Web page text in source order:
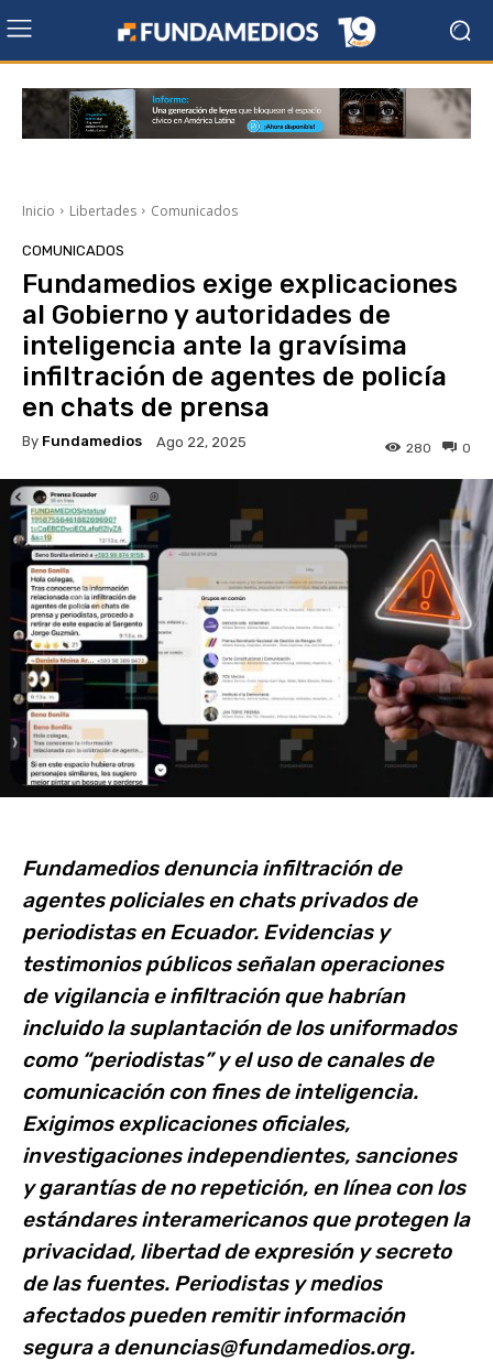
Inicio Libertades Comunicados
COMUNICADOS
Fundamedios exige explicaciones
al Gobierno y autoridades de
inteligencia ante la gravísima
infiltración de agentes de policía
en chats de prensa
By Fundamedios Ago 22, 2025 0
280
Fundamedios denuncia infiltración de
agentes policiales en chats privados de
periodistas en Ecuador. Evidencias y
testimonios públicos señalan operaciones
de vigilancia e infiltración que habrían
incluido la suplantación de los uniformados
como “periodistas” y el uso de canales de
comunicación con fines de inteligencia.
Exigimos explicaciones oficiales,
investigaciones independientes, sanciones
y garantías de no repetición, en línea con los
estándares interamericanos que protegen la
privacidad, libertad de expresión y secreto
de las fuentes. Periodistas y medios
afectados pueden remitir información
segura a denuncias@fundamedios.org.